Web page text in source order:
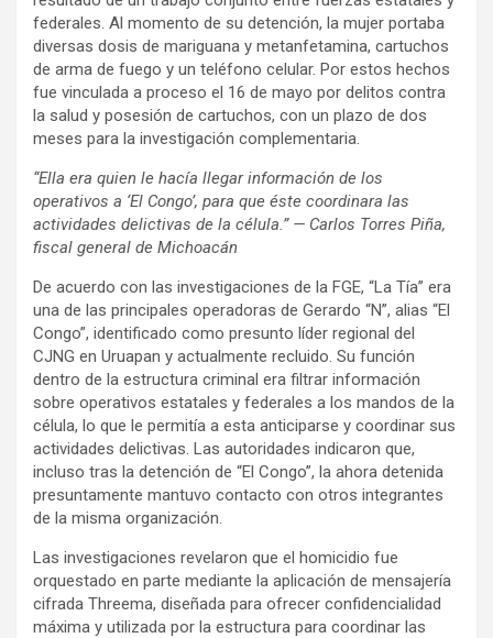
federales. Al momento de su detención, la mujer portaba
diversas dosis de mariguana y metanfetamina, cartuchos
de arma de fuego y un teléfono celular. Por estos hechos
fue vinculada a proceso el 16 de mayo por delitos contra
la salud y posesión de cartuchos, con un plazo de dos
meses para la investigación complementaria.
“Ella era quien le hacía llegar información de los
operativos a ‘El Congo’, para que éste coordinara las
actividades delictivas de la célula.” — Carlos Torres Piña,
fiscal general de Michoacán
De acuerdo con las investigaciones de la FGE, “La Tía” era
una de las principales operadoras de Gerardo “N”, alias “El
Congo”, identificado como presunto líder regional del
CJNG en Uruapan y actualmente recluido. Su función
dentro de la estructura criminal era filtrar información
sobre operativos estatales y federales a los mandos de la
célula, lo que le permitía a esta anticiparse y coordinar sus
actividades delictivas. Las autoridades indicaron que,
incluso tras la detención de “El Congo”, la ahora detenida
presuntamente mantuvo contacto con otros integrantes
de la misma organización.
Las investigaciones revelaron que el homicidio fue
orquestado en parte mediante la aplicación de mensajería
cifrada Threema, diseñada para ofrecer confidencialidad
máxima y utilizada por la estructura para coordinar las